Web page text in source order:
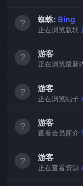
蜘蛛: Bing
正在浏览版块
游客
正在浏览最新
游客
正在浏览帖子
游客
查看会员简介
游客
正在查看资源